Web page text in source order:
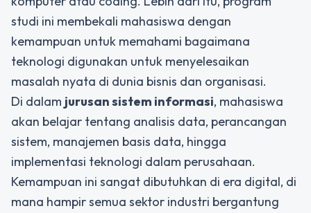
studi ini membekali mahasiswa dengan
kemampuan untuk memahami bagaimana
teknologi digunakan untuk menyelesaikan
masalah nyata di dunia bisnis dan organisasi.
Di dalam jurusan sistem informasi, mahasiswa
akan belajar tentang analisis data, perancangan
sistem, manajemen basis data, hingga
implementasi teknologi dalam perusahaan.
Kemampuan ini sangat dibutuhkan di era digital, di
mana hampir semua sektor industri bergantung